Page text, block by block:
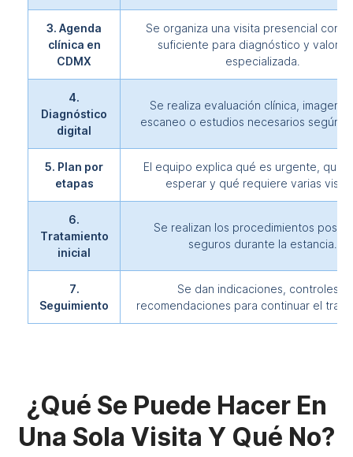
3. Agenda
clínica en
CDMX
Se organiza una visita presencial con
suficiente para diagnóstico y
especializada.
4.
Diagnóstico
digital
Se realiza evaluación clínica,
escaneo o estudios necesarios según
5. Plan por
etapas
El equipo explica qué es urgente, qué
esperar y qué requiere varias
6.
Tratamiento
inicial
Se realizan los procedimientos
seguros durante la estancia.
7.
Seguimiento
Se dan indicaciones, controles y
recomendaciones para continuar el
¿Qué Se Puede Hacer En
Una Sola Visita Y Qué No?